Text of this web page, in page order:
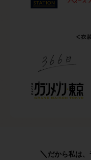
だから私は、